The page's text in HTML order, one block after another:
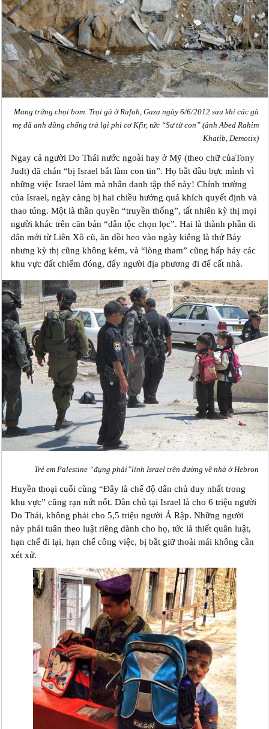
Mang trứng chọi bom: Trại gà ở Rafah, Gaza ngày 6/6/2012 sau khi các gà
mẹ đã anh dũng chống trả lại phi cơ Kfir, tức “Sư tử con” (ảnh Abed Rahim
Khatib, Demotix)
Ngay cả người Do Thái nước ngoài hay ở Mỹ (theo chữ củaTony
Judt) đã chán “bị Israel bắt làm con tin”. Họ bắt đầu bực mình vì
những việc Israel làm mà nhân danh tập thể này! Chính trường
của Israel, ngày càng bị hai chiều hướng quá khích quyết định và
thao túng. Một là thần quyền “truyền thống”, tất nhiên kỳ thị mọi
người khác trên căn bản “dân tộc chọn lọc”. Hai là thành phần di
dân mới từ Liên Xô cũ, ăn dồi heo vào ngày kiêng là thứ Bảy
nhưng kỳ thị cũng không kém, và “lòng tham” cũng hấp háy các
khu vực đất chiếm đóng, đẩy người địa phương đi để cất nhà.
Trẻ em Palestine “đụng phải”lính Israel trên đường về nhà ở Hebron
Huyền thoại cuối cùng “Đây là chế độ dân chủ duy nhất trong
khu vực” cũng rạn nứt nốt. Dân chủ tại Israel là cho 6 triệu người
Do Thái, không phải cho 5,5 triệu người Ả Rập. Những người
này phải tuân theo luật riêng dành cho họ, tức là thiết quân luật,
hạn chế đi lại, hạn chế công việc, bị bắt giữ thoải mái không cần
xét xử.